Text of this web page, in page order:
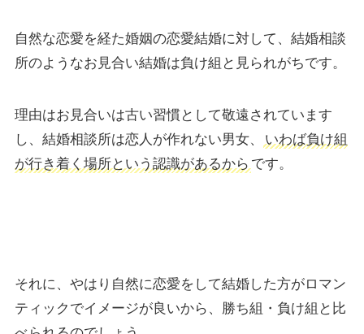
自然な恋愛を経た婚姻の恋愛結婚に対して、結婚相談
所のようなお見合い結婚は負け組と見られがちです。
理由はお見合いは古い習慣として敬遠されています
し、結婚相談所は恋人が作れない男女、
いわば負け組
が行き着く場所という認識があるから です。
それに、やはり自然に恋愛をして結婚した方がロマン
ティックでイメージが良いから、勝ち組・負け組と比